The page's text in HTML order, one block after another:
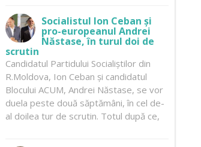
Socialistul Ion Ceban și
pro-europeanul Andrei
Năstase, în turul doi de
scrutin
Candidatul Partidului Socialiștilor din
R.Moldova, Ion Ceban și candidatul
Blocului ACUM, Andrei Năstase, se vor
duela peste două săptămâni, în cel de-
al doilea tur de scrutin. Totul după ce,